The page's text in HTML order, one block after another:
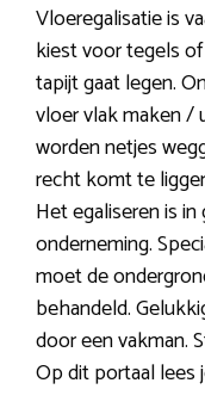
Vloeregalisatie is
kiest voor tegels
tapijt gaat legen.
vloer vlak maken /
worden netjes
recht komt te
Het egaliseren is
onderneming.
moet de
behandeld.
door een vakman.
Op dit portaal lees